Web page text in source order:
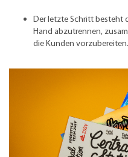
Der letzte Schritt besteht
Hand abzutrennen,
die Kunden